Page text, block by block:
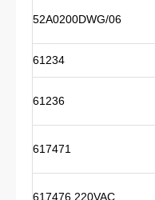
52A0200DWG/06
61234
61236
617471
617476 220VAC